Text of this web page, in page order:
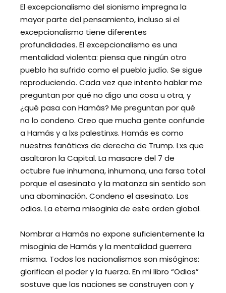
El excepcionalismo del sionismo impregna la
mayor parte del pensamiento, incluso si el
excepcionalismo tiene diferentes
profundidades. El excepcionalismo es una
mentalidad violenta: piensa que ningún otro
pueblo ha sufrido como el pueblo judío. Se sigue
reproduciendo. Cada vez que intento hablar me
preguntan por qué no digo una cosa u otra, y
¿qué pasa con Hamás? Me preguntan por qué
no lo condeno. Creo que mucha gente confunde
a Hamás y a lxs palestinxs. Hamás es como
nuestrxs fanáticxs de derecha de Trump. Lxs que
asaltaron la Capital. La masacre del 7 de
octubre fue inhumana, inhumana, una farsa total
porque el asesinato y la matanza sin sentido son
una abominación. Condeno el asesinato. Los
odios. La eterna misoginia de este orden global.
Nombrar a Hamás no expone suficientemente la
misoginia de Hamás y la mentalidad guerrera
misma. Todos los nacionalismos son misóginos:
glorifican el poder y la fuerza. En mi libro “Odios”
sostuve que las naciones se construyen con y